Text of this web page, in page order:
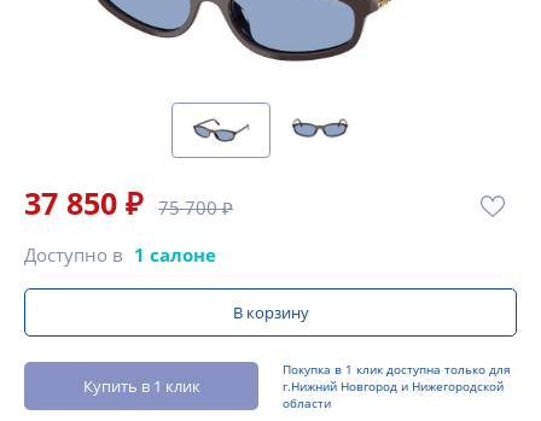
37 850 ₽ 75 700 ₽
Доступно в 1 салоне
В корзину
Купить в 1 клик
Покупка в 1 клик доступна только для
г.Нижний Новгород и Нижегородской
области